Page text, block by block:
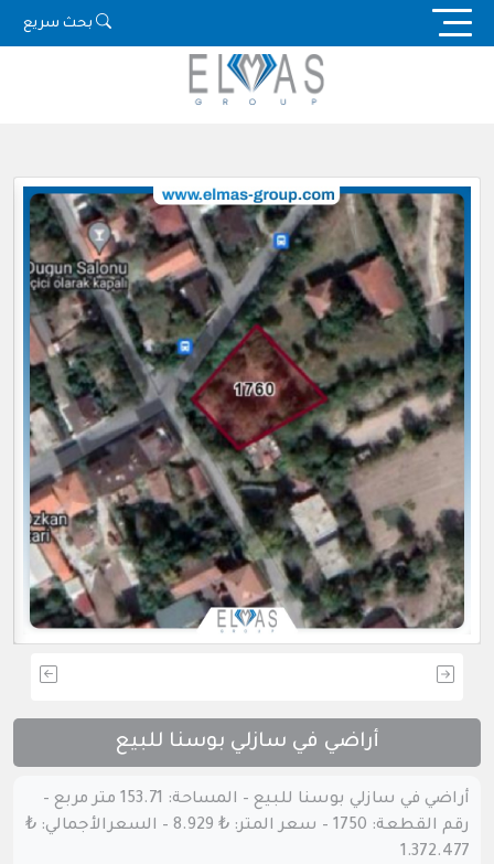
Skip
بحث سريع
أراضي في سازلي بوسنا للبيع
أراضي في سازلي بوسنا للبيع – المساحة: 153.71 متر مربع –
رقم القطعة: 1750 – سعر المتر: ₺ 8.929 – السعرالأجمالي: ₺
1.372.477